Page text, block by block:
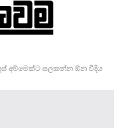
අම්මෙක්ට සලකන්න ඕන විදිය